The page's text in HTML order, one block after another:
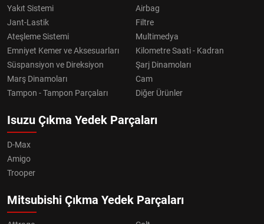
Yakıt Sistemi
Airbag
Jant-Lastik
Filtre
Ateşleme Sistemi
Multimedya
Emniyet Kemer ve Aksesuarları
Kilometre Saati - Kadran
Süspansiyon ve Direksiyon
Şarj Dinamoları
Marş Dinamoları
Cam
Tampon - Tampon Parçaları
Diğer Ürünler
Isuzu Çıkma Yedek Parçaları
D-Max
Amigo
Trooper
Mitsubishi Çıkma Yedek Parçaları